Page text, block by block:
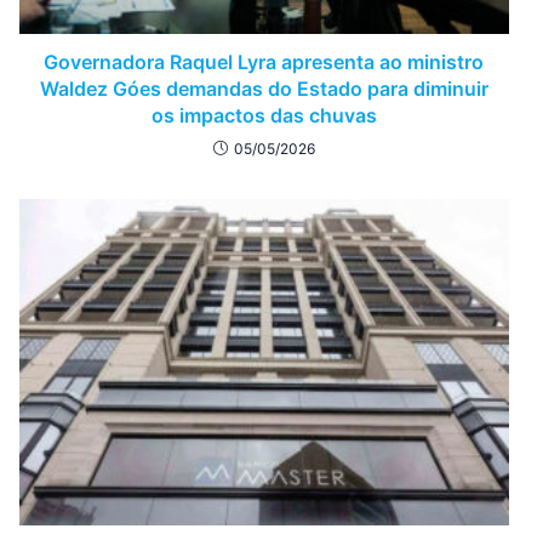
Governadora Raquel Lyra apresenta ao ministro
Waldez Góes demandas do Estado para diminuir
os impactos das chuvas
05/05/2026